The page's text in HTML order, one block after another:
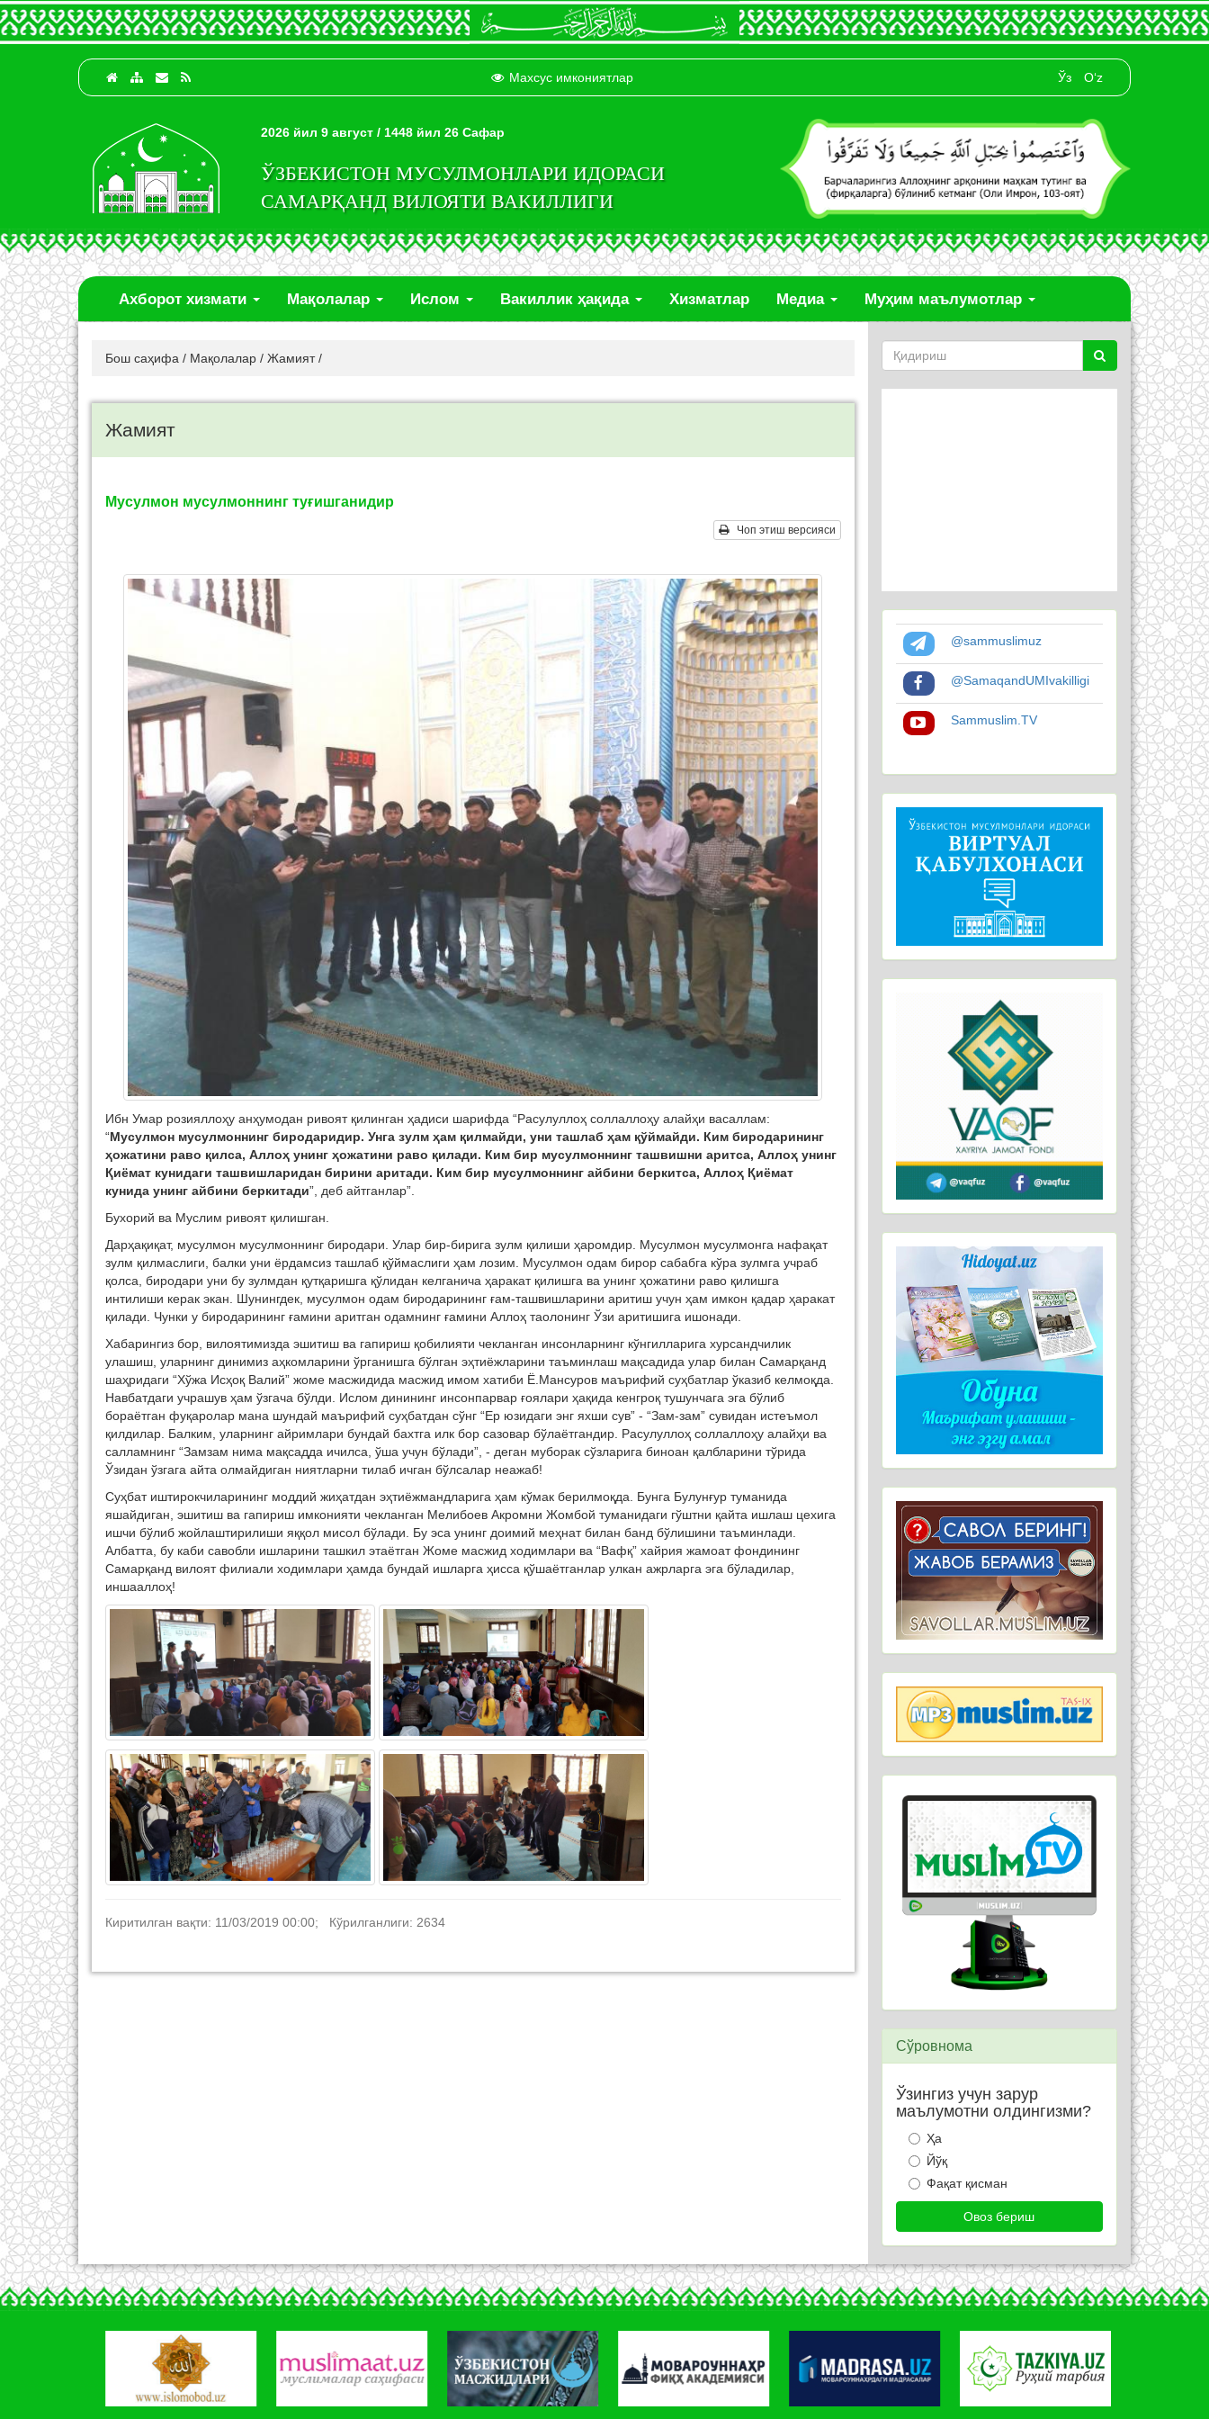
Махсус имкониятлар Ўз O‘z
2026 йил 9 август / 1448 йил 26 Сафар
ЎЗБЕКИСТОН МУСУЛМОНЛАРИ ИДОРАСИ
САМАРҚАНД ВИЛОЯТИ ВАКИЛЛИГИ
Ахборот хизмати Мақолалар Ислом Вакиллик ҳақида Хизматлар Медиа Муҳим маълумотлар
Бош саҳифа / Мақолалар / Жамият /
Жамият
Мусулмон мусулмоннинг туғишганидир
Чоп этиш версияси
Ибн Умар розияллоҳу анҳумодан ривоят қилинган ҳадиси шарифда “Расулуллоҳ соллаллоҳу алайҳи васаллам:
“Мусулмон мусулмоннинг биродаридир. Унга зулм ҳам қилмайди, уни ташлаб ҳам қўймайди. Ким биродарининг
ҳожатини раво қилса, Аллоҳ унинг ҳожатини раво қилади. Ким бир мусулмоннинг ташвишни аритса, Аллоҳ унинг
Қиёмат кунидаги ташвишларидан бирини аритади. Ким бир мусулмоннинг айбини беркитса, Аллоҳ Қиёмат
кунида унинг айбини беркитади”, деб айтганлар”.
Бухорий ва Муслим ривоят қилишган.
Дарҳақиқат, мусулмон мусулмоннинг биродари. Улар бир-бирига зулм қилиши ҳаромдир. Мусулмон мусулмонга нафақат
зулм қилмаслиги, балки уни ёрдамсиз ташлаб қўймаслиги ҳам лозим. Мусулмон одам бирор сабабга кўра зулмга учраб
қолса, биродари уни бу зулмдан қутқаришга қўлидан келганича ҳаракат қилишга ва унинг ҳожатини раво қилишга
интилиши керак экан. Шунингдек, мусулмон одам биродарининг ғам-ташвишларини аритиш учун ҳам имкон қадар ҳаракат
қилади. Чунки у биродарининг ғамини аритган одамнинг ғамини Аллоҳ таолонинг Ўзи аритишига ишонади.
Хабарингиз бор, вилоятимизда эшитиш ва гапириш қобилияти чекланган инсонларнинг кўнгилларига хурсандчилик
улашиш, уларнинг динимиз аҳкомларини ўрганишга бўлган эҳтиёжларини таъминлаш мақсадида улар билан Самарқанд
шаҳридаги “Хўжа Исҳоқ Валий” жоме масжидида масжид имом хатиби Ё.Мансуров маърифий суҳбатлар ўказиб келмоқда.
Навбатдаги учрашув ҳам ўзгача бўлди. Ислом динининг инсонпарвар ғоялари ҳақида кенгроқ тушунчага эга бўлиб
бораётган фуқаролар мана шундай маърифий суҳбатдан сўнг “Ер юзидаги энг яхши сув” - “Зам-зам” сувидан истеъмол
қилдилар. Балким, уларнинг айримлари бундай бахтга илк бор сазовар бўлаётгандир. Расулуллоҳ соллаллоҳу алайҳи ва
салламнинг “Замзам нима мақсадда ичилса, ўша учун бўлади”, - деган муборак сўзларига биноан қалбларини тўрида
Ўзидан ўзгага айта олмайдиган ниятларни тилаб ичган бўлсалар неажаб!
Суҳбат иштирокчиларининг моддий жиҳатдан эҳтиёжмандларига ҳам кўмак берилмоқда. Бунга Булунғур туманида
яшайдиган, эшитиш ва гапириш имконияти чекланган Мелибоев Акромни Жомбой туманидаги гўштни қайта ишлаш цехига
ишчи бўлиб жойлаштирилиши яққол мисол бўлади. Бу эса унинг доимий меҳнат билан банд бўлишини таъминлади.
Албатта, бу каби савобли ишларини ташкил этаётган Жоме масжид ходимлари ва “Вафқ” хайрия жамоат фондининг
Самарқанд вилоят филиали ходимлари ҳамда бундай ишларга ҳисса қўшаётганлар улкан ажрларга эга бўладилар,
иншааллоҳ!
Киритилган вақти: 11/03/2019 00:00; Кўрилганлиги: 2634
@sammuslimuz
@SamaqandUMIvakilligi
Sammuslim.TV
Сўровнома
Ўзингиз учун зарур
маълумотни олдингизми?
Ҳа
Йўқ
Фақат қисман